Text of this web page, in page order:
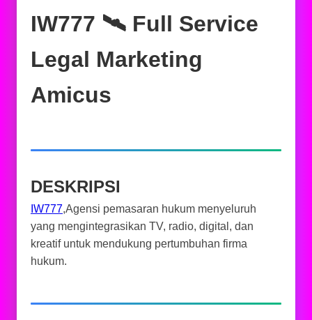
IW777 🛰️‍ Full Service
Legal Marketing
Amicus
DESKRIPSI
IW777,Agensi pemasaran hukum menyeluruh
yang mengintegrasikan TV, radio, digital, dan
kreatif untuk mendukung pertumbuhan firma
hukum.